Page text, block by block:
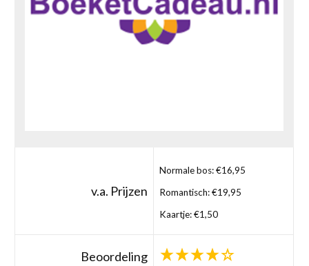
v.a. Prijzen
Normale bos: €16,95
Romantisch: €19,95
Kaartje: €1,50
Beoordeling